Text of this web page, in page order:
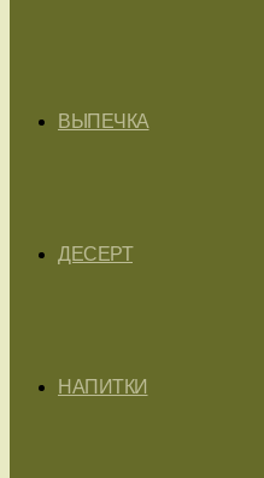
ВЫПЕЧКА
ДЕСЕРТ
НАПИТКИ